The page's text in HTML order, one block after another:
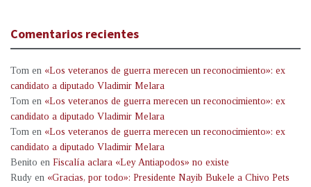
Comentarios recientes
Tom en «Los veteranos de guerra merecen un reconocimiento»: ex
candidato a diputado Vladimir Melara
Tom en «Los veteranos de guerra merecen un reconocimiento»: ex
candidato a diputado Vladimir Melara
Tom en «Los veteranos de guerra merecen un reconocimiento»: ex
candidato a diputado Vladimir Melara
Benito en Fiscalía aclara «Ley Antiapodos» no existe
Rudy en «Gracias, por todo»: Presidente Nayib Bukele a Chivo Pets